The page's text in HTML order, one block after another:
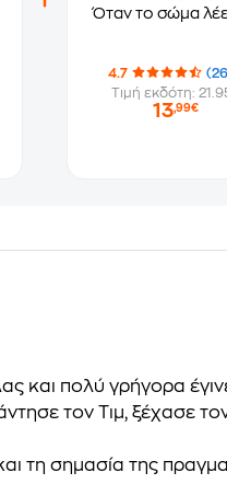
Όταν το σώμα
4.7
Τιμή εκδότη:
13,99€
πολύ γρήγορα
τον Τιμ, ξέχασε
τη σημασία της